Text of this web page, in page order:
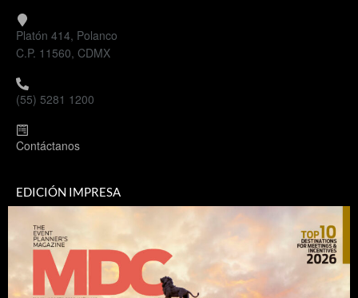
Platón 414, Polanco
C.P. 11560, CDMX
(55) 5281 1200
Contáctanos
EDICIÓN IMPRESA